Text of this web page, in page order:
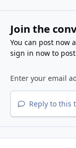
Join the
You can post now
sign in nowto post
Reply to this